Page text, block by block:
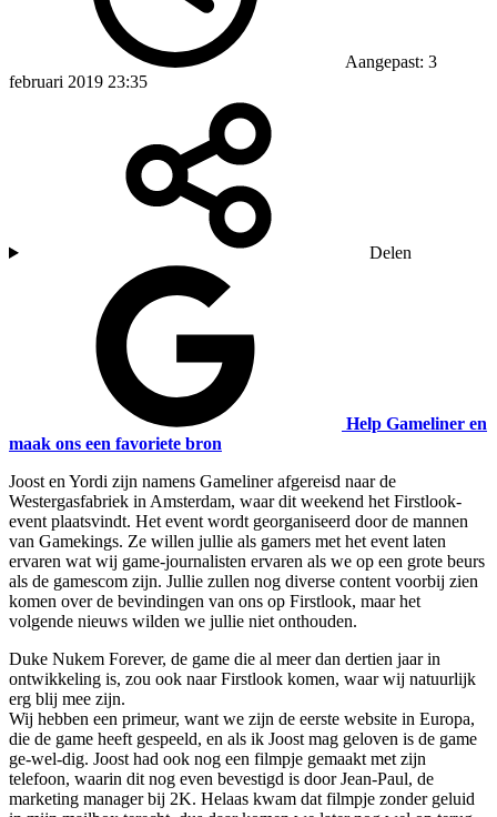
Aangepast: 3
februari 2019 23:35
Delen
Help Gameliner en
maak ons een favoriete bron
Joost en Yordi zijn namens Gameliner afgereisd naar de
Westergasfabriek in Amsterdam, waar dit weekend het Firstlook-
event plaatsvindt. Het event wordt georganiseerd door de mannen
van Gamekings. Ze willen jullie als gamers met het event laten
ervaren wat wij game-journalisten ervaren als we op een grote beurs
als de gamescom zijn. Jullie zullen nog diverse content voorbij zien
komen over de bevindingen van ons op Firstlook, maar het
volgende nieuws wilden we jullie niet onthouden.
Duke Nukem Forever, de game die al meer dan dertien jaar in
ontwikkeling is, zou ook naar Firstlook komen, waar wij natuurlijk
erg blij mee zijn.
Wij hebben een primeur, want we zijn de eerste website in Europa,
die de game heeft gespeeld, en als ik Joost mag geloven is de game
ge-wel-dig. Joost had ook nog een filmpje gemaakt met zijn
telefoon, waarin dit nog even bevestigd is door Jean-Paul, de
marketing manager bij 2K. Helaas kwam dat filmpje zonder geluid